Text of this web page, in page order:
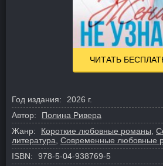
ЧИТАТЬ
Год издания:
2026 г.
Автор:
Полина Ривера
Жанр:
Короткие любовные романы
литература Современные любовные
ISBN:
978-5-04-938769-5